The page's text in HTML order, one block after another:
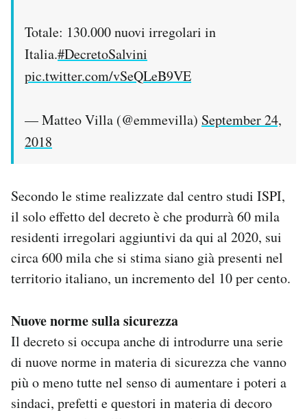
Totale: 130.000 nuovi irregolari in
Italia.#DecretoSalvini
pic.twitter.com/vSeQLeB9VE
— Matteo Villa (@emmevilla) September 24,
2018
Secondo le stime realizzate dal centro studi ISPI,
il solo effetto del decreto è che produrrà 60 mila
residenti irregolari aggiuntivi da qui al 2020, sui
circa 600 mila che si stima siano già presenti nel
territorio italiano, un incremento del 10 per cento.
Nuove norme sulla sicurezza
Il decreto si occupa anche di introdurre una serie
di nuove norme in materia di sicurezza che vanno
più o meno tutte nel senso di aumentare i poteri a
sindaci, prefetti e questori in materia di decoro